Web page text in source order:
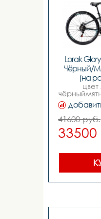
Lorak
Чёрный/
(на
рост 141-
рамы
колес
alloysteel
shimano
41600 руб.